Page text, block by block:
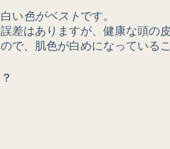
い色がベスト です。
差はありますが、健康な頭の
で、肌色が白めになっている